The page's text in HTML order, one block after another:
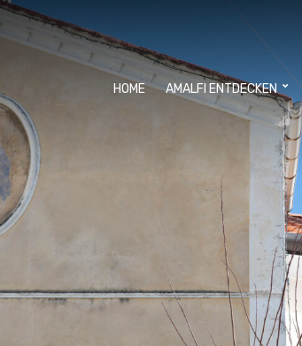
HOME AMALFI ENTDECKEN